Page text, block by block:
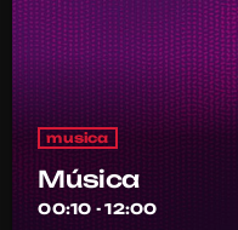
musica
Música
00:10 - 12:00